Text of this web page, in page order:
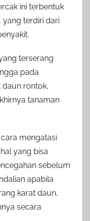
ini terbentuk
yang terdiri dari
terserang
pada
daun rontok,
tanaman
mengatasi
yang bisa
sebelum
apabila
karat daun,
secara